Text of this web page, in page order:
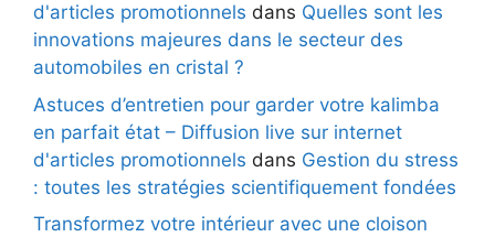
d'articles promotionnels dans Quelles sont les
innovations majeures dans le secteur des
automobiles en cristal ?
Astuces d’entretien pour garder votre kalimba
en parfait état – Diffusion live sur internet
d'articles promotionnels dans Gestion du stress
: toutes les stratégies scientifiquement fondées
Transformez votre intérieur avec une cloison